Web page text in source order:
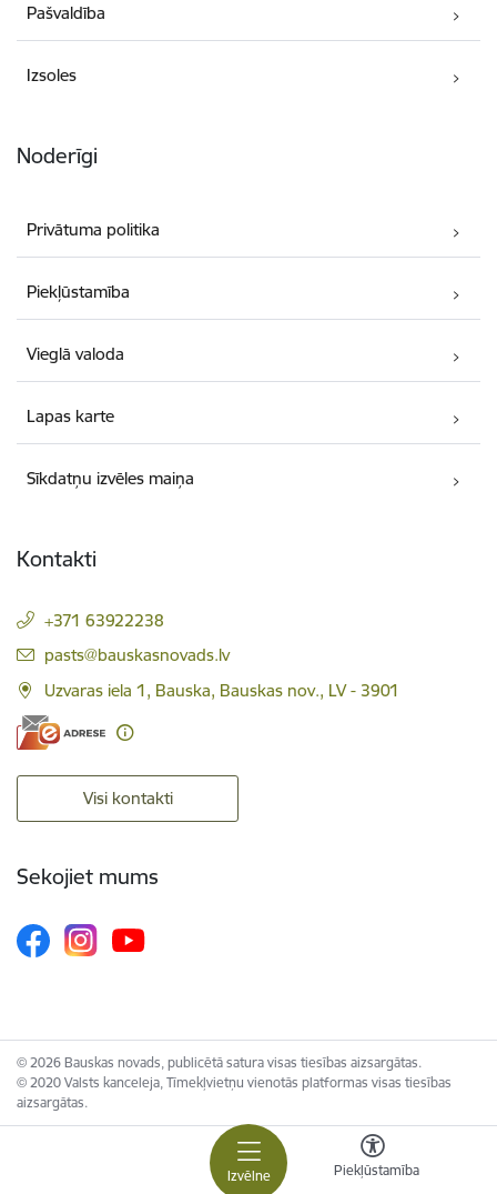
Izvēlne Piekļūstamība
Pašvaldība
Izsoles
Noderīgi
Privātuma politika
Piekļūstamība
Vieglā valoda
Lapas karte
Sīkdatņu izvēles maiņa
Kontakti
+371 63922238
E-pasts:
pasts@bauskasnovads.lv
Uzvaras iela 1, Bauska, Bauskas nov., LV - 3901
Visi kontakti
Sekojiet mums
© 2026 Bauskas novads, publicētā satura visas tiesības aizsargātas.
© 2020 Valsts kanceleja, Tīmekļvietņu vienotās platformas visas tiesības
aizsargātas.